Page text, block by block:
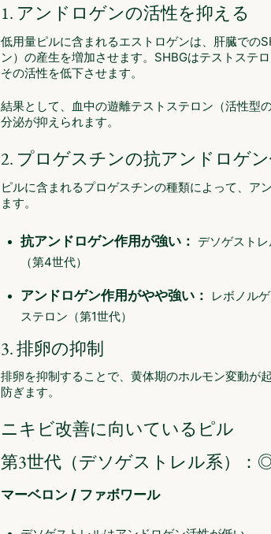
1. アンドロゲンの活性を抑える
低用量ピルに含まれるエストロゲンは、肝臓での
ン）の産生を増加させます。SHBGはテストステ
その活性を低下させます。
結果として、血中の遊離テストステロン（活性型
分泌が抑えられます。
2. プロゲスチンの抗アンドロゲ
ピルに含まれるプロゲスチンの種類によって、ア
ます。
抗アンドロゲン作用が強い：
デソゲスト
（第4世代）
アンドロゲン作用がやや強い：
レボノル
ステロン（第1世代）
3. 排卵の抑制
排卵を抑制することで、黄体期のホルモン変動が
防ぎます。
ニキビ改善に向いているピル
第3世代（デソゲストレル系）：
マーベロン / ファボワール